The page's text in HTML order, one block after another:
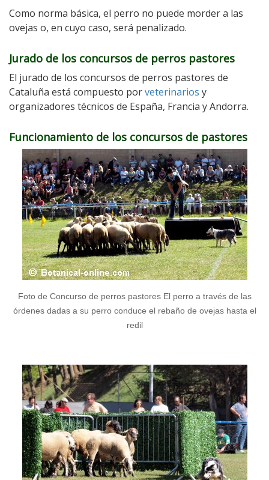
Como norma básica, el perro no puede morder a las
ovejas o, en cuyo caso, será penalizado.
Jurado de los concursos de perros pastores
El jurado de los concursos de perros pastores de
Cataluña está compuesto porveterinarios y
organizadores técnicos de España, Francia y Andorra.
Funcionamiento de los concursos de pastores
Foto de Concurso de perros pastores El perro a través de las
órdenes dadas a su perro conduce el rebaño de ovejas hasta el
redil